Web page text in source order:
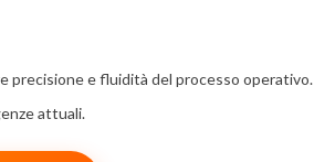
precisione e fluidità del processo operativo.
attuali.